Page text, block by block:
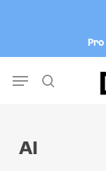
Menu
AI